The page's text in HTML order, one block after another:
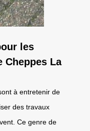
les
Cheppes La
à entretenir de
des travaux
Ce genre de